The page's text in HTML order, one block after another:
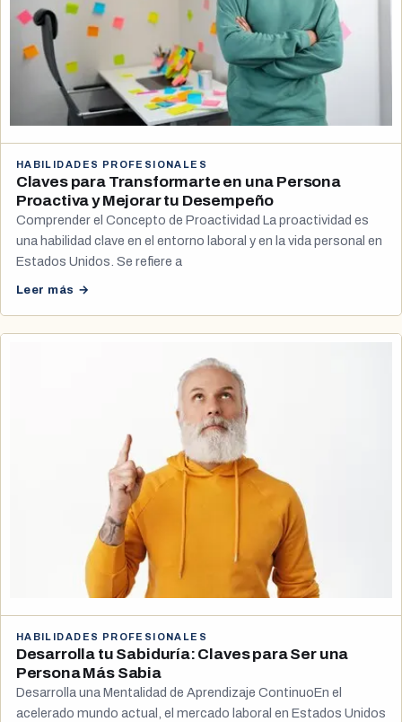
HABILIDADES PROFESIONALES
Claves para Transformarte en una Persona
Proactiva y Mejorar tu Desempeño
Comprender el Concepto de Proactividad La proactividad es
una habilidad clave en el entorno laboral y en la vida personal en
Estados Unidos. Se refiere a
Leer más →
HABILIDADES PROFESIONALES
Desarrolla tu Sabiduría: Claves para Ser una
Persona Más Sabia
Desarrolla una Mentalidad de Aprendizaje ContinuoEn el
acelerado mundo actual, el mercado laboral en Estados Unidos